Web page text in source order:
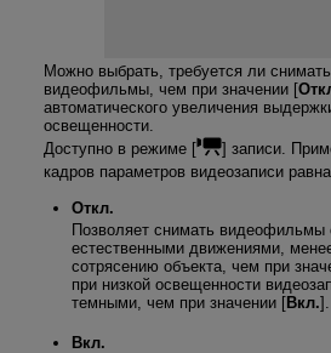
Можно выбрать, требуется ли
видеофильмы, чем при значении [
автоматического увеличения
освещенности.
Доступно в режиме [
] записи.
кадров параметров видеозаписи равна
Откл.
Позволяет снимать
естественными движениями,
сотрясению объекта, чем при
при низкой освещенности
темными, чем при значении [Вкл.].
Вкл.